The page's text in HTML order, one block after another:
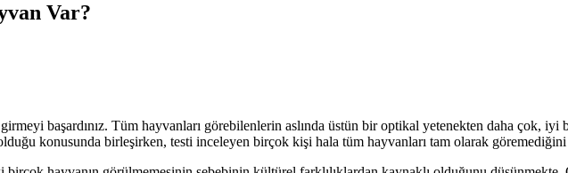
Var?
başardınız. Tüm hayvanları görebilenlerin aslında üstün bir optikal yetenekten daha çok,
konusunda birleşirken, testi inceleyen birçok kişi hala tüm hayvanları tam olarak